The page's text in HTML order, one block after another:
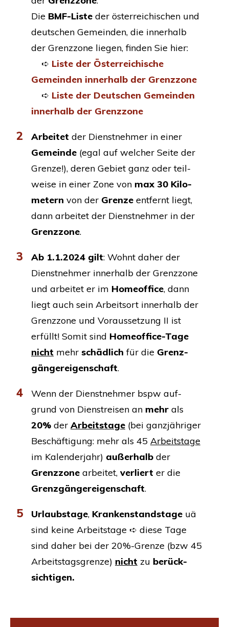
Die BMF-Lis­te der öster­rei­chi­schen und
deut­schen Gemein­den, die inner­halb
der Grenz­zo­ne lie­gen, fin­den Sie hier:
➪ Lis­te der Öster­rei­chi­sche
Gemein­den inner­halb der Grenzzone
➪ Lis­te der Deut­schen Gemein­den
inner­halb der Grenzzone
2 Arbei­tet der Dienst­neh­mer in einer
Gemein­de (egal auf wel­cher Sei­te der
Gren­ze!), deren Gebiet ganz oder teil­
wei­se in einer Zone von max 30 Kilo­
me­tern von der Gren­ze ent­fernt liegt,
dann arbei­tet der Dienst­neh­mer in der
Grenz­zo­ne.
3 Ab 1.1.2024 gilt: Wohnt daher der
Dienst­neh­mer inner­halb der Grenz­zo­ne
und arbei­tet er im Home­of­fice, dann
liegt auch sein Arbeits­ort inner­halb der
Grenz­zo­ne und Vor­aus­set­zung II ist
erfüllt! Somit sind Home­of­fice-Tage
nicht mehr schäd­lich für die Grenz­
gän­ger­ei­gen­schaft.
4
Wenn der Dienst­neh­mer bspw auf­
grund von Dienst­rei­sen an mehr als
20% der Arbeits­ta­ge (bei ganz­jäh­ri­ger
Beschäf­ti­gung: mehr als 45 Arbeits­ta­ge
im Kalen­der­jahr) außer­halb der
Grenz­zo­ne arbei­tet, ver­liert er die
Grenz­gän­ger­ei­gen­schaft.
5 Urlaubs­ta­ge, Kran­ken­stands­ta­ge uä
sind kei­ne Arbeits­ta­ge ➪ die­se Tage
sind daher bei der 20%-Grenze (bzw 45
Arbeits­tags­gren­ze) nicht zu berück­
sich­ti­gen.